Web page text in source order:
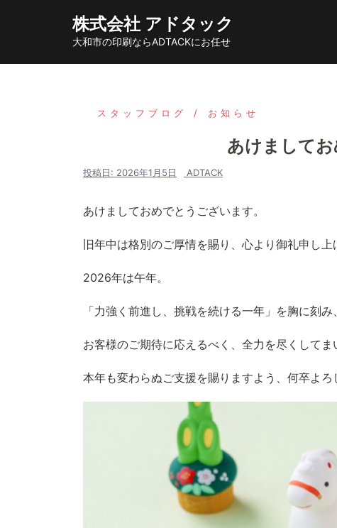
ン
株式会社 アドタック
大和市の印刷ならADTACKにお任せ
スタッフブログ お知らせ
あけましてお
投稿日: 2026年1月5日 ADTACK
あけましておめでとうございます。
旧年中は格別のご厚情を賜り、心より御礼申し上
2026年は午年。
「力強く前進し、挑戦を続ける一年」を胸に刻み、
お客様のご期待に応えるべく、全力を尽くしてま
本年も変わらぬご支援を賜りますよう、何卒よろ